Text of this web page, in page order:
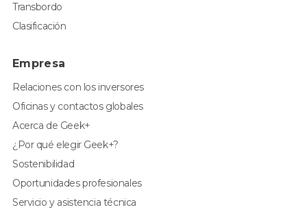
Transbordo
Clasificación
Empresa
Relaciones con los inversores
Oficinas y contactos globales
Acerca de Geek+
¿Por qué elegir Geek+?
Sostenibilidad
Oportunidades profesionales
Servicio y asistencia técnica